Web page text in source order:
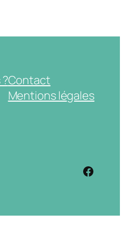
Contact
Mentions légales